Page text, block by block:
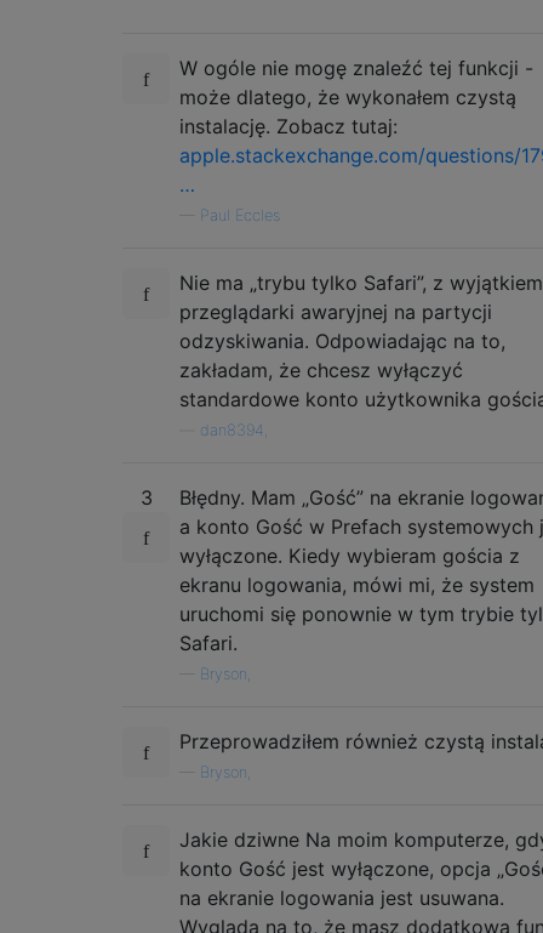
W ogóle nie mogę znaleźć tej funkcji -
może dlatego, że wykonałem czystą
instalację. Zobacz tutaj:
apple.stackexchange.com/questions/
…
Paul Eccles
Nie ma „trybu tylko Safari”, z wyjątkiem
przeglądarki awaryjnej na partycji
odzyskiwania. Odpowiadając na to,
zakładam, że chcesz wyłączyć
standardowe konto użytkownika
dan8394,
3
Błędny. Mam „Gość” na ekranie
a konto Gość w Prefach systemowych
wyłączone. Kiedy wybieram gościa z
ekranu logowania, mówi mi, że system
uruchomi się ponownie w tym trybie
Safari.
Bryson,
Przeprowadziłem również czystą
Bryson,
Jakie dziwne Na moim komputerze,
konto Gość jest wyłączone, opcja
na ekranie logowania jest usuwana.
Wygląda na to, że masz dodatkową